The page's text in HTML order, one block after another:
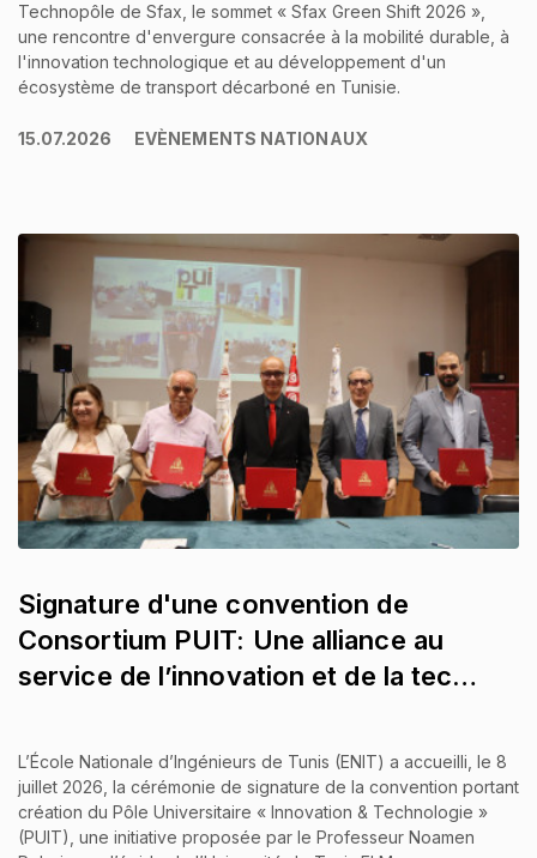
Technopôle de Sfax, le sommet « Sfax Green Shift 2026 »,
une rencontre d'envergure consacrée à la mobilité durable, à
l'innovation technologique et au développement d'un
écosystème de transport décarboné en Tunisie.
15.07.2026 EVÈNEMENTS NATIONAUX
Signature d'une convention de
Consortium PUIT: Une alliance au
service de l’innovation et de la tec…
L’École Nationale d’Ingénieurs de Tunis (ENIT) a accueilli, le 8
juillet 2026, la cérémonie de signature de la convention portant
création du Pôle Universitaire « Innovation & Technologie »
(PUIT), une initiative proposée par le Professeur Noamen